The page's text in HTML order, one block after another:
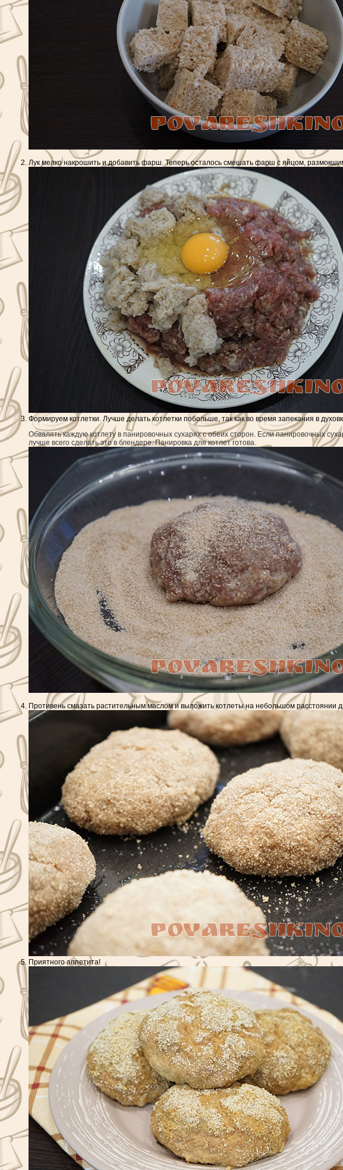
Лук мелко накрошить и добавить фарш. Теперь осталось смешать фарш с яйцом,
Формируем котлетки. Лучше делать котлетки побольше, так как во время запекания в
Обвалять каждую котлету в панировочных сухарях с обеих сторон. Если панировочных
лучше всего сделать это в блендере. Панировка для котлет готова.
Противень смазать растительным маслом и выложить котлеты на небольшом расстоянии
Приятного аппетита!